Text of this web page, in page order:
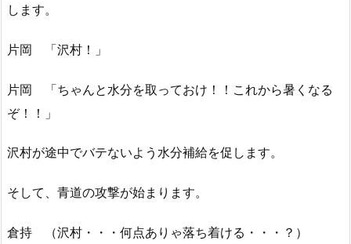
します。
片岡 「沢村！」
片岡 「ちゃんと水分を取っておけ！！これから暑くなる
ぞ！！」
沢村が途中でバテないよう水分補給を促します。
そして、青道の攻撃が始まります。
倉持 （沢村・・・何点ありゃ落ち着ける・・・？）